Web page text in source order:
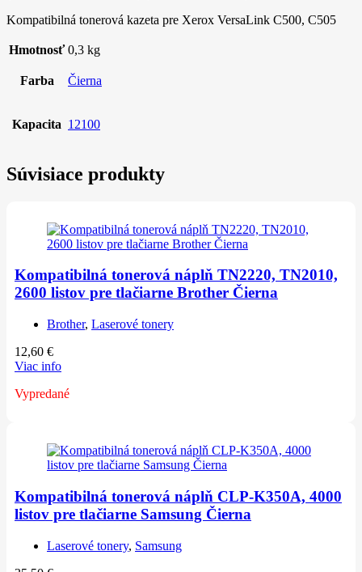
Kompatibilná tonerová kazeta pre Xerox VersaLink C500, C505
Hmotnosť 0,3 kg
Farba Čierna
Kapacita 12100
Súvisiace produkty
Kompatibilná tonerová náplň TN2220, TN2010,
2600 listov pre tlačiarne Brother Čierna
Brother, Laserové tonery
12,60 €
Viac info
Vypredané
Kompatibilná tonerová náplň CLP-K350A, 4000
listov pre tlačiarne Samsung Čierna
Laserové tonery, Samsung